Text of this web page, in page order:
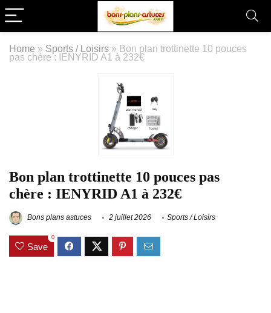
Home » Sports / Loisirs » Bon plan trottinette 10 pouces
pas chère : IENYRID A1 à 232€
Bon plan trottinette 10 pouces pas
chère : IENYRID A1 à 232€
Bons plans astuces 2 juillet 2026 Sports / Loisirs
Save
0